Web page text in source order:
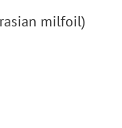
milfoil)